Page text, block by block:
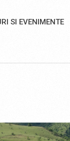
SI EVENIMENTE